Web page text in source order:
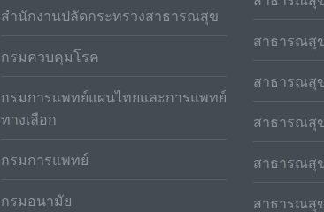
สำนักงานปลัดกระทรวงสาธารณสุข
กรมควบคุมโรค
กรมการแพทย์แผนไทยและการแพทย์
ทางเลือก
กรมการแพทย์
กรมอนามัย
สาธารณสุ
สาธารณสุ
สาธารณสุ
สาธารณสุ
สาธารณสุ